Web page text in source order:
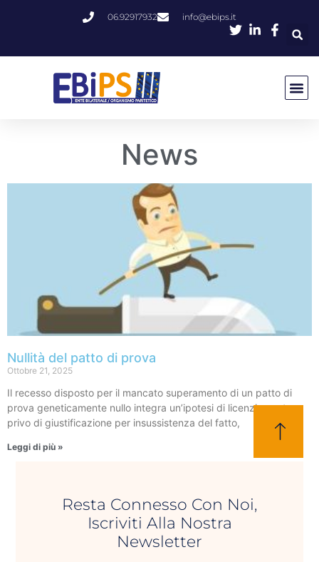
06.92917932 info@ebips.it
News
Nullità del patto di prova
Ottobre 21, 2025
Il recesso disposto per il mancato superamento di un patto di
prova geneticamente nullo integra un’ipotesi di licenziamento
privo di giustificazione per insussistenza del fatto,
Leggi di più »
Resta Connesso Con Noi,
Iscriviti Alla Nostra
Newsletter